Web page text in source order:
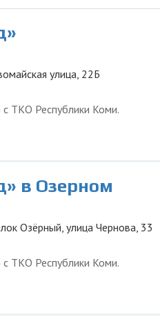
улица, 22Б
ТКО Республики Коми.
в Озерном
Озёрный, улица Чернова, 33
ТКО Республики Коми.